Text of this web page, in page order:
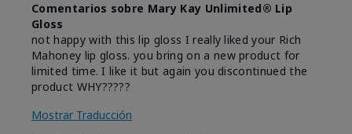
Comentarios sobre Mary Kay Unlimited® Lip
Gloss
not happy with this lip gloss I really liked your Rich
Mahoney lip gloss. you bring on a new product for
limited time. I like it but again you discontinued the
product WHY?????
Mostrar Traducción